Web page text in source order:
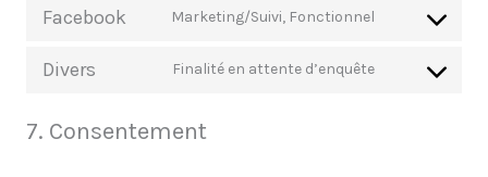
Facebook Marketing/Suivi, Fonctionnel
Divers Finalité en attente d’enquête
7. Consentement